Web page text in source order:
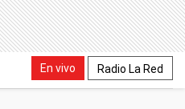
En vivo Radio La Red